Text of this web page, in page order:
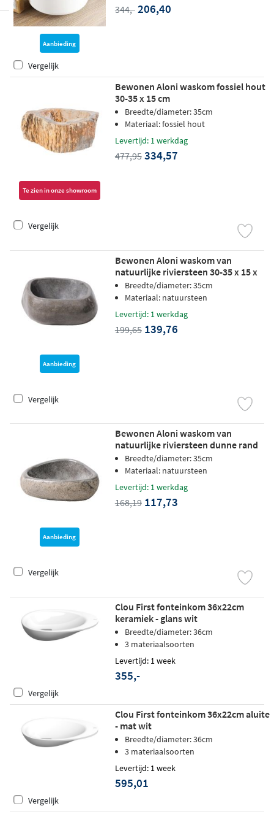
Aanbieding
344,- 206,40
Vergelijk
Te zien in onze showroom
Bewonen Aloni waskom fossiel hout
30-35 x 15 cm
Breedte/diameter: 35cm
Materiaal: fossiel hout
Levertijd: 1 werkdag
477,95 334,57
Vergelijk
Aanbieding
Bewonen Aloni waskom van
natuurlijke riviersteen 30-35 x 15 x
1,5 cm - zwart
Breedte/diameter: 35cm
Materiaal: natuursteen
Levertijd: 1 werkdag
199,65 139,76
Vergelijk
Aanbieding
Bewonen Aloni waskom van
natuurlijke riviersteen dunne rand
30-35 x 15 x 1,5 cm - grijs
Breedte/diameter: 35cm
Materiaal: natuursteen
Levertijd: 1 werkdag
168,19 117,73
Vergelijk
Clou First fonteinkom 36x22cm
keramiek - glans wit
Breedte/diameter: 36cm
3 materiaalsoorten
Levertijd: 1 week
355,-
Vergelijk
Clou First fonteinkom 36x22cm aluite
- mat wit
Breedte/diameter: 36cm
3 materiaalsoorten
Levertijd: 1 week
595,01
Vergelijk